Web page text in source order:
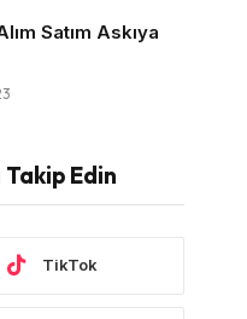
Satım Askıya
Edin
TikTok